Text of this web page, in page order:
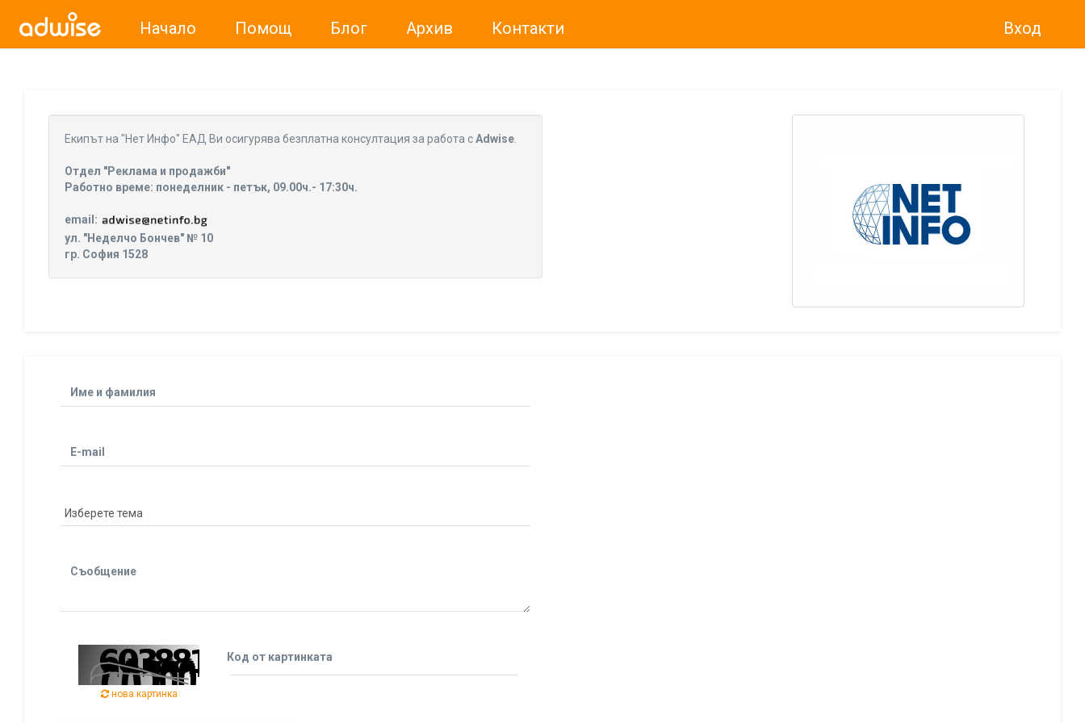
Начало Помощ Блог Архив Контакти Вход
Уважаеми рекламодатели, с настоящото съобщение бихме искали да Ви уведомим, че „Нет Инфо“ ЕАД ( прекратява услугата Adwiseсчитано от01.01.2026 г
За повече информация, натиснете
Eкипът на "Нет Инфо" ЕАД Ви осигурява безплатна консултация за работа сAdwise.
Отдел "Реклама и продажби"
Работно време: понеделник - петък, 09.00ч.- 17:30ч.
email:
ул. "Неделчо Бончев" № 10
гр. София 1528
Име и фамилия
E-mail
Съобщение
нова картинка
Код от картинката